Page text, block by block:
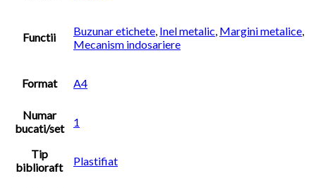
Functii Buzunar etichete, Inel metalic, Margini metalice,
Mecanism indosariere
Format A4
Numar
bucati/set
1
Tip
biblioraft
Plastifiat